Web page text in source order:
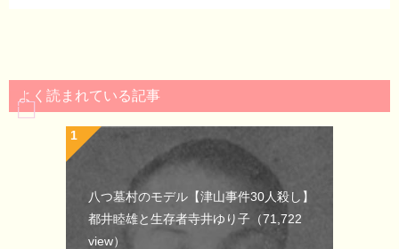
よく読まれている記事
八つ墓村のモデル【津山事件30人殺し】
都井睦雄と生存者寺井ゆり子 （71,722
view）